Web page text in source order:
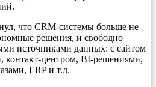
что CRM-системы больше не
решения, и свободно
источниками данных: с сайтом
контакт-центром, BI-решениями,
ERP и т.д.